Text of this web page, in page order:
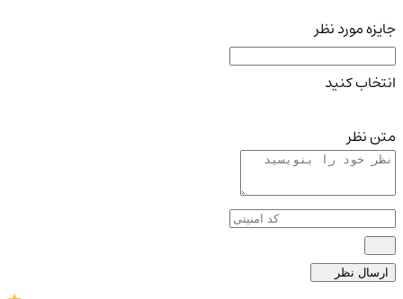
جایزه مورد نظر
انتخاب کنید
متن نظر
ارسال نظر